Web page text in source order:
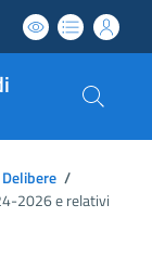
Delibere /
2026 e relativi